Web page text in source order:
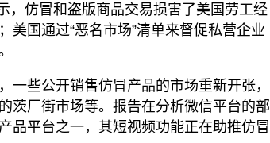
，仿冒和盗版商品交易损害了美国劳工经
美国通过“恶名市场”清单来督促私营企业
一些公开销售仿冒产品的市场重新开张，
茨厂街市场等。报告在分析微信平台的部
品平台之一，其短视频功能正在助推仿冒